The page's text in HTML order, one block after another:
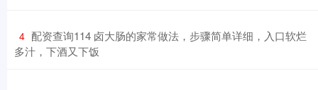
4 ​配资查询114 卤大肠的家常做法，步骤简单详细，入口软烂
多汁，下酒又下饭